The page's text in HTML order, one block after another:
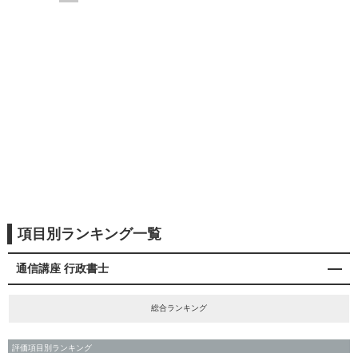
項目別ランキング一覧
通信講座 行政書士
総合ランキング
評価項目別ランキング